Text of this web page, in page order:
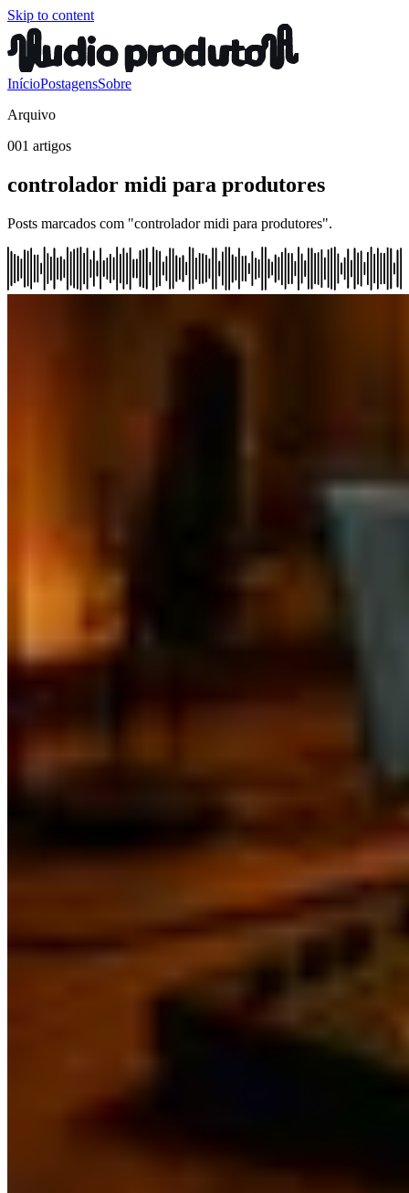
Skip to content
InícioPostagensSobre
Arquivo
001 artigos
controlador midi para produtores
Posts marcados com "controlador midi para produtores".